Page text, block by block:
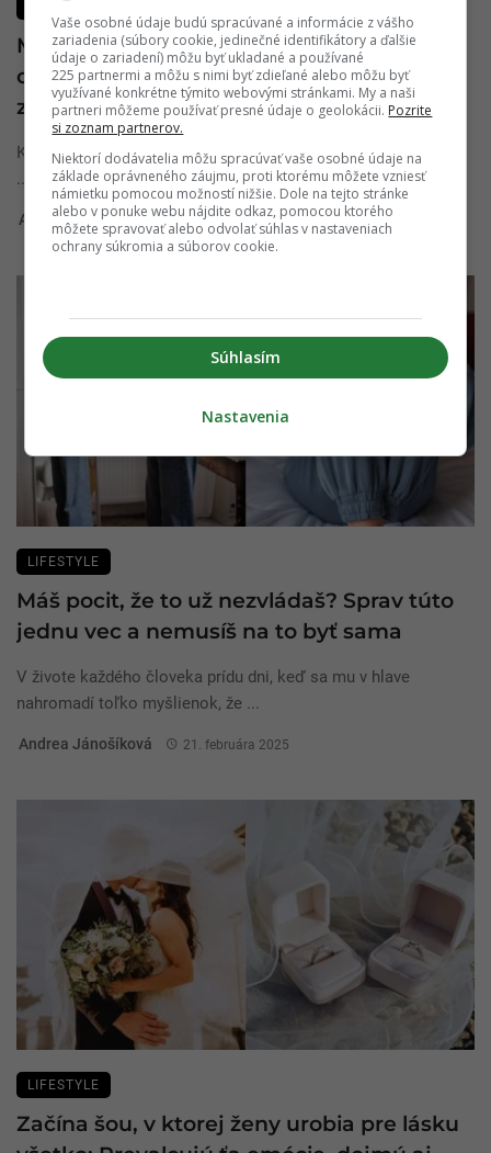
Máš nízke sebavedomie alebo ti chýba
odvaha? Vyplň anonymný formulár a
zdôver sa odborníkovi
Každá z nás má dni, keď sa cíti na dne – niekedy si ani nevieš
...
Andrea Jánošíková 25. februára 2025
LIFESTYLE
Máš pocit, že to už nezvládaš? Sprav túto
jednu vec a nemusíš na to byť sama
V živote každého človeka prídu dni, keď sa mu v hlave
nahromadí toľko myšlienok, že ...
Andrea Jánošíková 21. februára 2025
LIFESTYLE
Začína šou, v ktorej ženy urobia pre lásku
Vaše osobné údaje budú spracúvané a informácie z vášho
zariadenia (súbory cookie, jedinečné identifikátory a ďalšie
údaje o zariadení) môžu byť ukladané a používané
225 partnermi a môžu s nimi byť zdieľané alebo môžu byť
využívané konkrétne týmito webovými stránkami. My a naši
partneri môžeme používať presné údaje o geolokácii. Pozrite
si zoznam partnerov.
Niektorí dodávatelia môžu spracúvať vaše osobné údaje na
základe oprávneného záujmu, proti ktorému môžete vzniesť
námietku pomocou možností nižšie. Dole na tejto stránke
alebo v ponuke webu nájdite odkaz, pomocou ktorého
môžete spravovať alebo odvolať súhlas v nastaveniach
ochrany súkromia a súborov cookie.
Súhlasím
Nastavenia